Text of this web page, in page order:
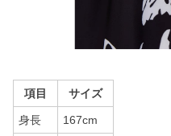
項目 サイズ
身長 167cm